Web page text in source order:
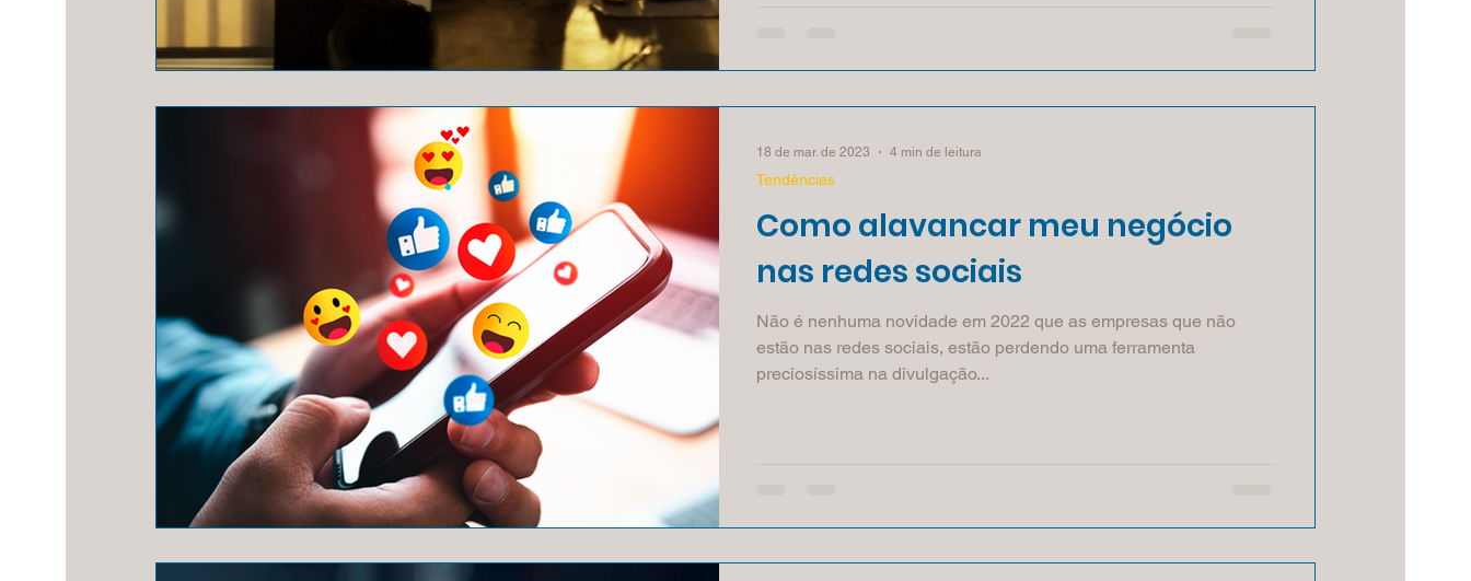
Como alavancar meu negócio
nas redes sociais
Não é nenhuma novidade em 2022 que as empresas que não
estão nas redes sociais, estão perdendo uma ferramenta
preciosíssima na divulgação...
Tendências
18 de mar. de 2023 4 min de leitura